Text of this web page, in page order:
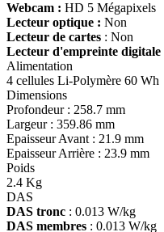
Webcam : HD 5 Mégapixels
Lecteur optique : Non
Lecteur de cartes : Non
Lecteur d'empreinte digitale
Alimentation
4 cellules Li-Polymère 60 Wh
Dimensions
Profondeur : 258.7 mm
Largeur : 359.86 mm
Epaisseur Avant : 21.9 mm
Epaisseur Arrière : 23.9 mm
Poids
2.4 Kg
DAS
DAS tronc : 0.013 W/kg
DAS membres : 0.013 W/kg